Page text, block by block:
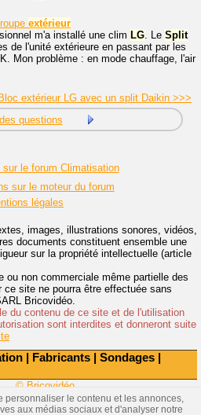
| Fabricants | Sondages |
extérieur
m'a installé une clim LG . Le Split
de l'unité extérieure en passant par les
Mon problème : en mode chauffage, l'air
extérieur LG avec un split Daikin >>>
questions
sur le forum Climatisation
sur le moteur du forum
légales
images, illustrations sonores, vidéos,
documents constituent ensemble une
sur la propriété intellectuelle (article
ou non commerciale même partielle des
site ne pourra être effectuée sans
Bricovidéo.
du contenu de ce site et de l'utilisation
sont interdites et donneront suite
© Bricovidéo
personnaliser le contenu et les annonces,
aux médias sociaux et d'analyser notre